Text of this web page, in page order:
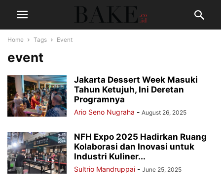
Home Tags Event
event
Jakarta Dessert Week Masuki
Tahun Ketujuh, Ini Deretan
Programnya
Ario Seno Nugraha - August 26, 2025
NFH Expo 2025 Hadirkan Ruang
Kolaborasi dan Inovasi untuk
Industri Kuliner...
Sultrio Mandruppai - June 25, 2025